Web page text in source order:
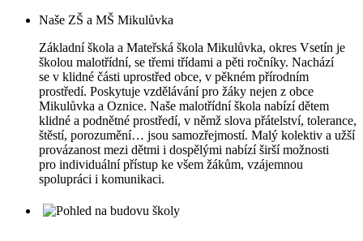
Naše ZŠ a MŠ Mikulůvka
Základní škola a Mateřská škola Mikulůvka, okres Vsetín je
školou malotřídní, se třemi třídami a pěti ročníky. Nachází
se v klidné části uprostřed obce, v pěkném přírodním
prostředí. Poskytuje vzdělávání pro žáky nejen z obce
Mikulůvka a Oznice. Naše malotřídní škola nabízí dětem
klidné a podnětné prostředí, v němž slova přátelství, tolerance,
štěstí, porozumění… jsou samozřejmostí. Malý kolektiv a užší
provázanost mezi dětmi i dospělými nabízí širší možnosti
pro individuální přístup ke všem žákům, vzájemnou
spolupráci i komunikaci.